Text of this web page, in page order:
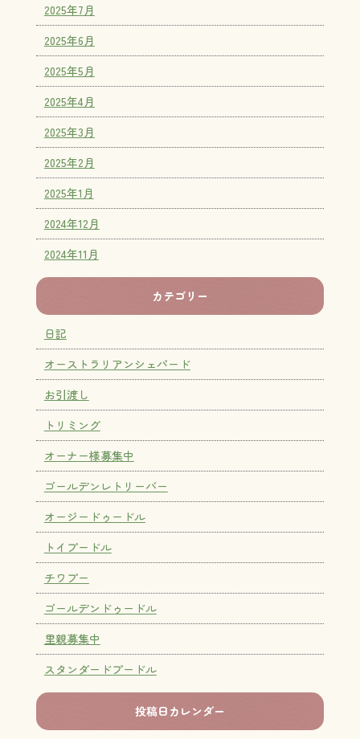
2025年7月
2025年6月
2025年5月
2025年4月
2025年3月
2025年2月
2025年1月
2024年12月
2024年11月
カテゴリー
日記
オーストラリアンシェパード
お引渡し
トリミング
オーナー様募集中
ゴールデンレトリーバー
オージードゥードル
トイプードル
チワプー
ゴールデンドゥードル
里親募集中
スタンダードプードル
投稿日カレンダー